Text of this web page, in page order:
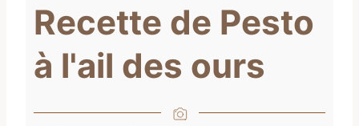
Recette de Pesto
à l'ail des ours